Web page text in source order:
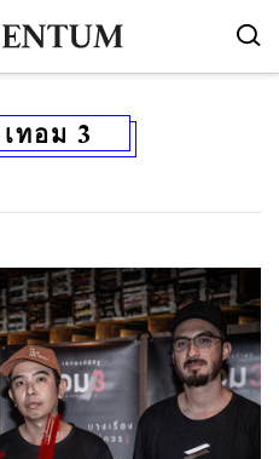
เทอม 3